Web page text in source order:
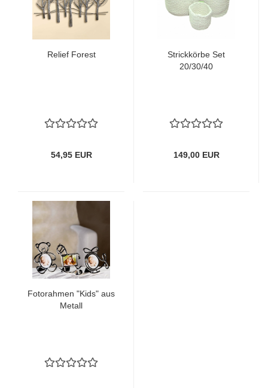
Relief Forest
54,95 EUR
Strickkörbe Set
20/30/40
149,00 EUR
Fotorahmen "Kids" aus
Metall